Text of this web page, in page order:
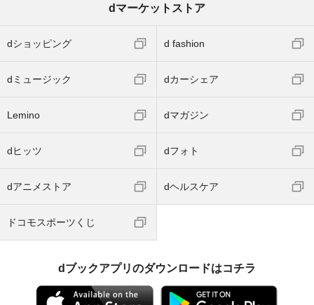
dマーケットストア
dショッピング d fashion
dミュージック dカーシェア
Lemino dマガジン
dヒッツ dフォト
dアニメストア dヘルスケア
ドコモスポーツくじ
dブックアプリのダウンロードはコチラ